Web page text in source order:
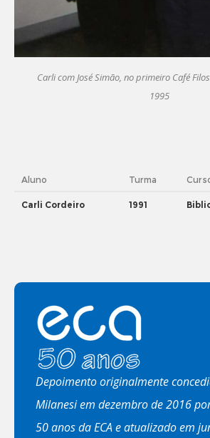
Carli com José Simão, no primeiro Café
1995
Aluno Turma
Carli Cordeiro 1991
Depoimento originalmente
Milanesi em dezembro de 2016
50 anos da ECA e atualizado em